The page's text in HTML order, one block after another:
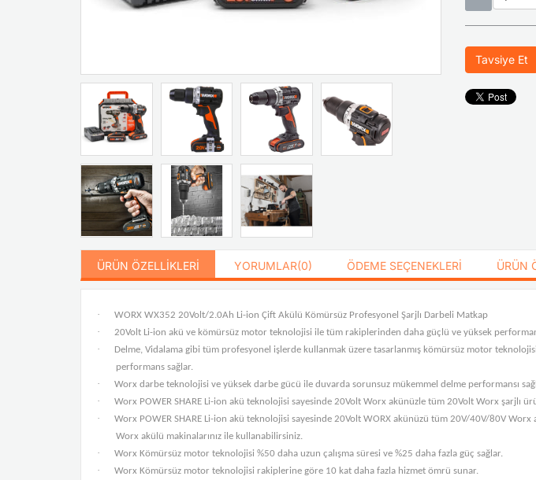
Tavsiye Et
ÜRÜN ÖZELLIKLERI YORUMLAR(0) ÖDEME SEÇENEKLERI ÜRÜN
· WORX WX352 20Volt/2.0Ah Li-ion Çift Akülü Kömürsüz Profesyonel Şarjlı Darbeli Matkap
· 20Volt Li-ion akü ve kömürsüz motor teknolojisi ile tüm rakiplerinden daha güçlü ve yüksek
·
Delme, Vidalama gibi tüm profesyonel işlerde kullanmak üzere tasarlanmış kömürsüz motor
performans sağlar.
· Worx darbe teknolojisi ve yüksek darbe gücü ile duvarda sorunsuz mükemmel delme performansı
· Worx POWER SHARE Li-ion akü teknolojisi sayesinde 20Volt Worx akünüzle tüm 20Volt Worx şarjlı
·
Worx POWER SHARE Li-ion akü teknolojisi sayesinde 20Volt WORX akünüzü tüm 20V/40V/80V
Worx akülü makinalarınız ile kullanabilirsiniz.
· Worx Kömürsüz motor teknolojisi %50 daha uzun çalışma süresi ve %25 daha fazla güç sağlar.
· Worx Kömürsüz motor teknolojisi rakiplerine göre 10 kat daha fazla hizmet ömrü sunar.